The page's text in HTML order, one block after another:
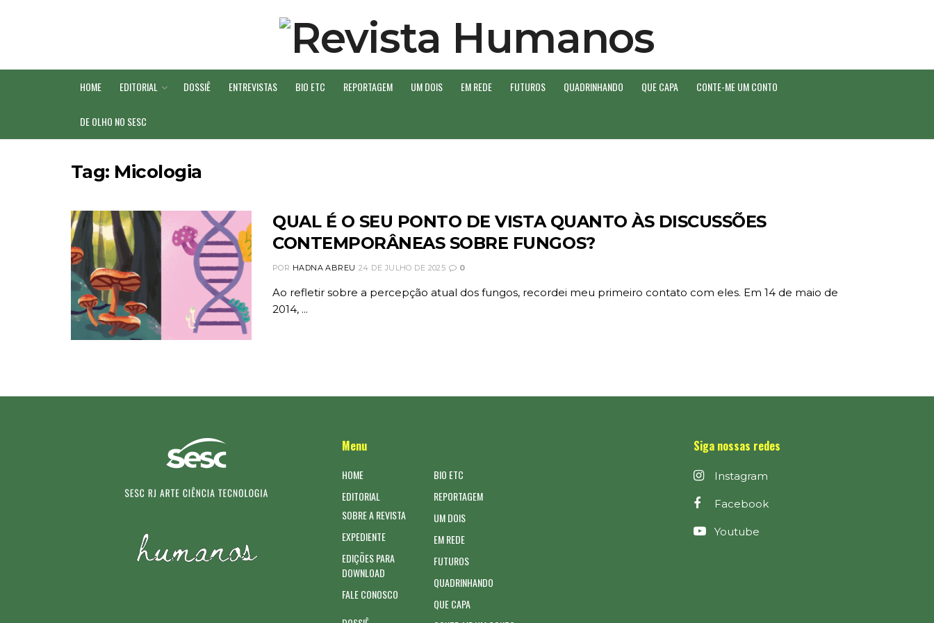
HOME EDITORIAL DOSSIÊ ENTREVISTAS BIO ETC REPORTAGEM UM DOIS EM REDE FUTUROS QUADRINHANDO QUE CAPA CONTE-ME UM CONTO
DE OLHO NO SESC
Tag: Micologia
QUAL É O SEU PONTO DE VISTA QUANTO ÀS DISCUSSÕES
CONTEMPORÂNEAS SOBRE FUNGOS?
POR HADNA ABREU 24 DE JULHO DE 2025 0
Ao refletir sobre a percepção atual dos fungos, recordei meu primeiro contato com eles. Em 14 de maio de
2014, ...
Menu
HOME
EDITORIAL
SOBRE A REVISTA
EXPEDIENTE
EDIÇÕES PARA
DOWNLOAD
FALE CONOSCO
BIO ETC
REPORTAGEM
UM DOIS
EM REDE
FUTUROS
QUADRINHANDO
QUE CAPA
Siga nossas redes
Instagram
Facebook
Youtube